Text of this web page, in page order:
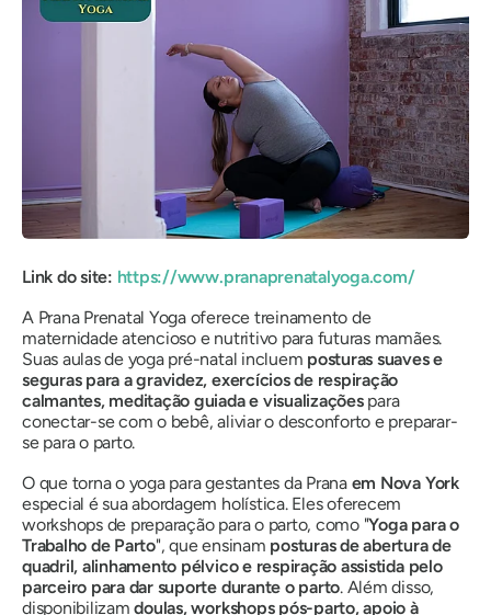
Link do site: https://www.pranaprenatalyoga.com/
A Prana Prenatal Yoga oferece treinamento de
maternidade atencioso e nutritivo para futuras mamães.
Suas aulas de yoga pré-natal incluem posturas suaves e
seguras para a gravidez, exercícios de respiração
calmantes, meditação guiada e visualizaçõespara
conectar-se com o bebê, aliviar o desconforto e preparar-
se para o parto.
O que torna o yoga para gestantes da Prana em Nova York
especial é sua abordagem holística. Eles oferecem
workshops de preparação para o parto, como "Yoga para o
Trabalho de Parto", que ensinam posturas de abertura de
quadril, alinhamento pélvico e respiração assistida pelo
parceiro para dar suporte durante o parto. Além disso,
disponibilizamdoulas, workshops pós-parto, apoio à